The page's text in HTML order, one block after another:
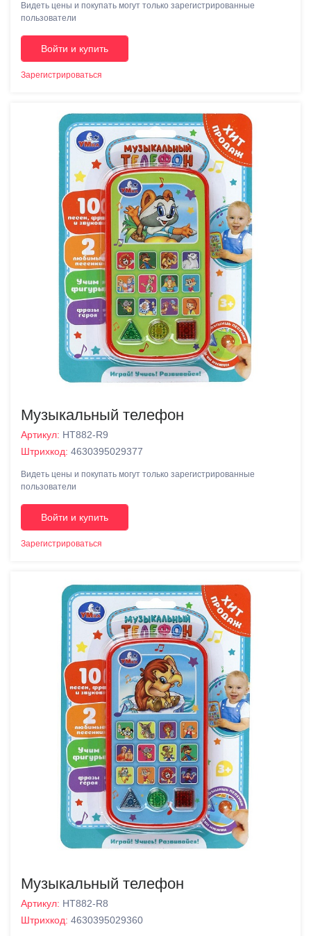
Видеть цены и покупать могут только зарегистрированные
пользователи
Войти и купить
Зарегистрироваться
Музыкальный телефон
Артикул: HT882-R9
Штрихкод: 4630395029377
Видеть цены и покупать могут только зарегистрированные
пользователи
Войти и купить
Зарегистрироваться
Музыкальный телефон
Артикул: HT882-R8
Штрихкод: 4630395029360